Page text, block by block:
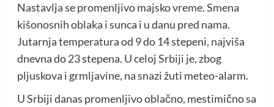
Nastavlja se promenljivo majsko vreme. Smena
kišonosnih oblaka i sunca i u danu pred nama.
Jutarnja temperatura od 9 do 14 stepeni, najviša
dnevna do 23 stepena. U celoj Srbiji je, zbog
pljuskova i grmljavine, na snazi žuti meteo-alarm.
U Srbiji danas promenljivo oblačno, mestimično sa